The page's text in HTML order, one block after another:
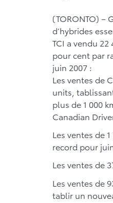
(TORONTO) –
d’hybrides
TCI a vendu
pour cent par
juin 2007 :
Les ventes de
units,
plus de 1 000
Canadian
Les ventes de
record pour
Les ventes de
Les ventes de
tablir un